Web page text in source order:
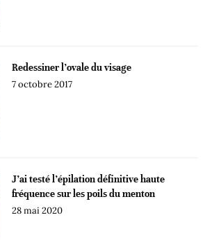
Redessiner l’ovale du visage
7 octobre 2017
J’ai testé l’épilation définitive haute
fréquence sur les poils du menton
28 mai 2020